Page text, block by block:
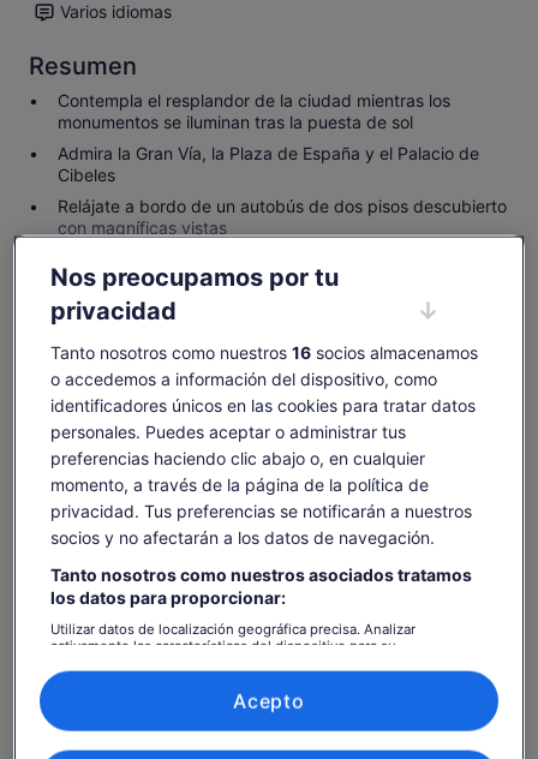
Varios idiomas
Resumen
Contempla el resplandor de la ciudad mientras los
monumentos se iluminan tras la puesta de sol
Admira la Gran Vía, la Plaza de España y el Palacio de
Cibeles
Relájate a bordo de un autobús de dos pisos descubierto
con magníficas vistas
Ver más
15 % en esta actividad
Comprobar disponibilidad
Fechas
Número de personas
1 adulto
Nos preocupamos por tu
privacidad
Tanto nosotros como nuestros 16socios almacenamos
o accedemos a información del dispositivo, como
identificadores únicos en las cookies para tratar datos
personales. Puedes aceptar o administrar tus
preferencias haciendo clic abajo o, en cualquier
momento, a través de la página de la política de
privacidad. Tus preferencias se notificarán a nuestros
socios y no afectarán a los datos de navegación.
Tanto nosotros como nuestros asociados tratamos
los datos para proporcionar:
Utilizar datos de localización geográfica precisa. Analizar
activamente las características del dispositivo para su
acceder a ella. Publicidad y contenido personalizados, medición de
publicidad y contenido, investigación de audiencia y desarrollo de
Lista de asociados (proveedores)
Acepto